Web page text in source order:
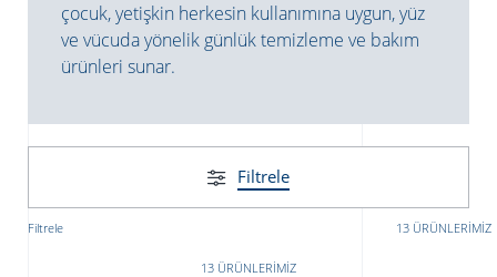
çocuk, yetişkin herkesin kullanımına uygun, yüz
ve vücuda yönelik günlük temizleme ve bakım
ürünleri sunar.
Filtrele
Filtrele 13 ÜRÜNLERIMIZ
13 ÜRÜNLERIMIZ